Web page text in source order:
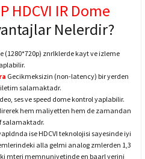
HDCVI IR Dome
Nelerdir?
(1280*720p) znrlklerde kayt ve izleme
Gecikmeksizin (non-latency) bir yerden
salamaktadr.
ses ve speed dome kontrol yaplabilir.
hem maliyetten hem de zamandan
salamaktadr.
ise HDCVI teknolojisi sayesinde iyi
alla gelmi analog zmlerden 1,3
mteri memnuniyetinde en baarl yerini